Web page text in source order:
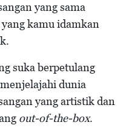
yang sama
kamu idamkan
suka berpetulang
dunia
yang artistik dan
out-of-the-box.